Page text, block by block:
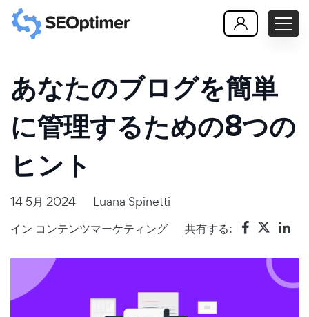
あなたのブログを簡単
に管理するための8つの
ヒント
14 5月 2024
Luana Spinetti
イン コンテンツマーケティング 共有する: